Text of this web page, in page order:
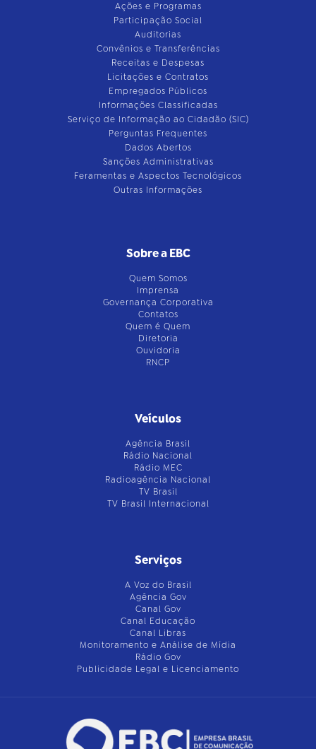
Ações e Programas
Participação Social
Auditorias
Convênios e Transferências
Receitas e Despesas
Licitações e Contratos
Empregados Públicos
Informações Classificadas
Serviço de Informação ao Cidadão (SIC)
Perguntas Frequentes
Dados Abertos
Sanções Administrativas
Feramentas e Aspectos Tecnológicos
Outras Informações
Sobre a EBC
Quem Somos
Imprensa
Governança Corporativa
Contatos
Quem é Quem
Diretoria
Ouvidoria
RNCP
Veículos
Agência Brasil
Rádio Nacional
Rádio MEC
Radioagência Nacional
TV Brasil
TV Brasil Internacional
Serviços
A Voz do Brasil
Agência Gov
Canal Gov
Canal Educação
Canal Libras
Monitoramento e Análise de Mídia
Rádio Gov
Publicidade Legal e Licenciamento